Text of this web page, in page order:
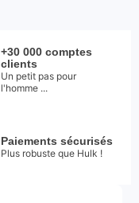
+30 000 comptes
clients
Un petit pas pour
l'homme ...
Paiements sécurisés
Plus robuste que Hulk !